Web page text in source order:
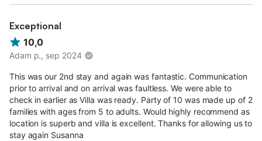
Exceptional
10,0
Adam p., sep 2024
This was our 2nd stay and again was fantastic. Communication
prior to arrival and on arrival was faultless. We were able to
check in earlier as Villa was ready. Party of 10 was made up of 2
families with ages from 5 to adults. Would highly recommend as
location is superb and villa is excellent. Thanks for allowing us to
stay again Susanna